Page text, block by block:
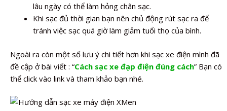
lâu ngày có thể làm hỏng chân sạc.
Khi sạc đủ thời gian bạn nên chủ động rút sạc ra để
tránh việc sạc quá giờ làm giảm tuổi thọ của bình.
Ngoài ra còn một số lưu ý chi tiết hơn khi sạc xe điện mình đã
đề cập ở bài viết : “Cách sạc xe đạp điện đúng cách” Bạn có
thể click vào link và tham khảo bạn nhé.